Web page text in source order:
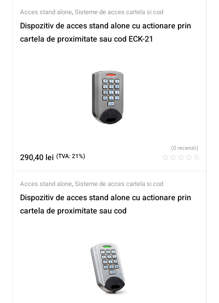
Acces stand alone, Sisteme de acces cartela si cod
Dispozitiv de acces stand alone cu actionare prin
cartela de proximitate sau cod ECK-21
290,40 lei (TVA: 21%)
(0 recenzii)
Acces stand alone, Sisteme de acces cartela si cod
Dispozitiv de acces stand alone cu actionare prin
cartela de proximitate sau cod